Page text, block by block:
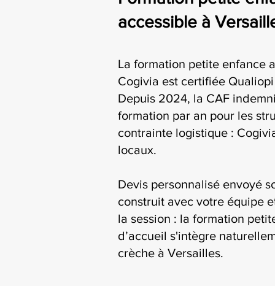
accessible à
La formation petite enfance
Cogivia est certifiée
Depuis 2024, la CAF
formation par an pour les
contrainte logistique :
locaux.
Devis personnalisé envoyé
construit avec votre équipe
la session : la formation
d’accueil s'intègre
crèche à Versailles.